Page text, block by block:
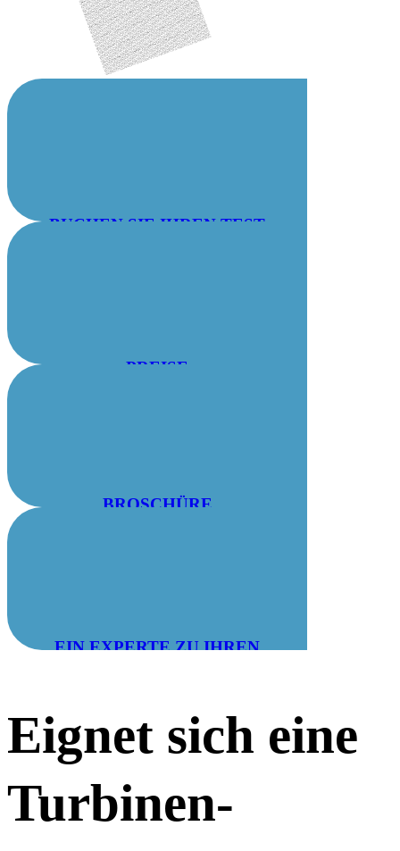
BUCHEN SIE IHREN TEST
PREISE
BROSCHÜRE
EIN EXPERTE ZU IHREN
Eignet sich eine
Turbinen-